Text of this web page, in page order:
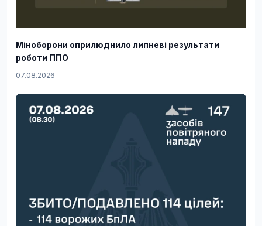
Міноборони оприлюднило липневі результати
роботи ППО
07.08.2026